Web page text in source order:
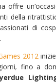
offre
della
di
2012
fino a